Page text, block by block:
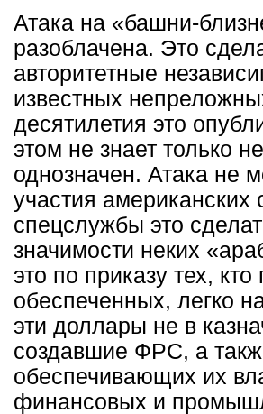
Атака на «башни-
разоблачена. Это
авторитетные
известных
десятилетия это
этом не знает только
однозначен. Атака не
участия
спецслужбы это
значимости неких
это по приказу тех,
обеспеченных, легко
эти доллары не в
создавшие ФРС, а
обеспечивающих их
финансовых и